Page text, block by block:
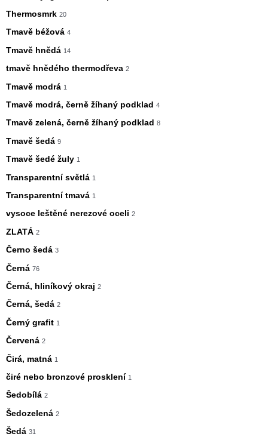
Thermosmrk 20
Tmavě béžová 4
Tmavě hnědá 14
tmavě hnědého thermodřeva 2
Tmavě modrá 1
Tmavě modrá, černě žíhaný podklad 4
Tmavě zelená, černě žíhaný podklad 8
Tmavě šedá 9
Tmavě šedé žuly 1
Transparentní světlá 1
Transparentní tmavá 1
vysoce leštěné nerezové oceli 2
ZLATÁ 2
Černo šedá 3
Černá 76
Černá, hliníkový okraj 2
Černá, šedá 2
Černý grafit 1
Červená 2
Čirá, matná 1
čiré nebo bronzové prosklení 1
Šedobílá 2
Šedozelená 2
Šedá 31